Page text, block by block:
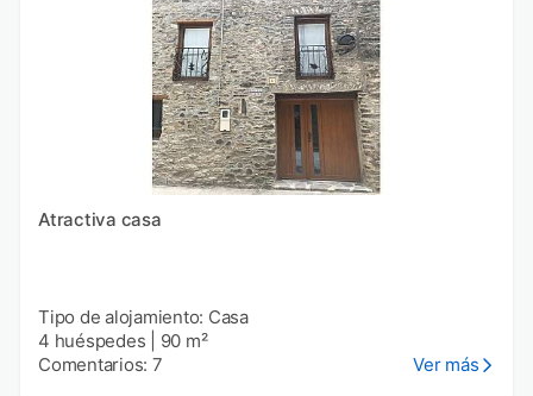
Atractiva casa
Tipo de alojamiento: Casa
4 huéspedes
90 m²
Comentarios: 7
Ver más